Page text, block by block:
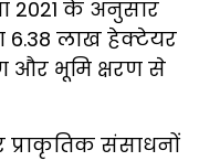
2021 के अनुसार
लाख हेक्टेयर
और भूमि क्षरण से
प्राकृतिक संसाधनों